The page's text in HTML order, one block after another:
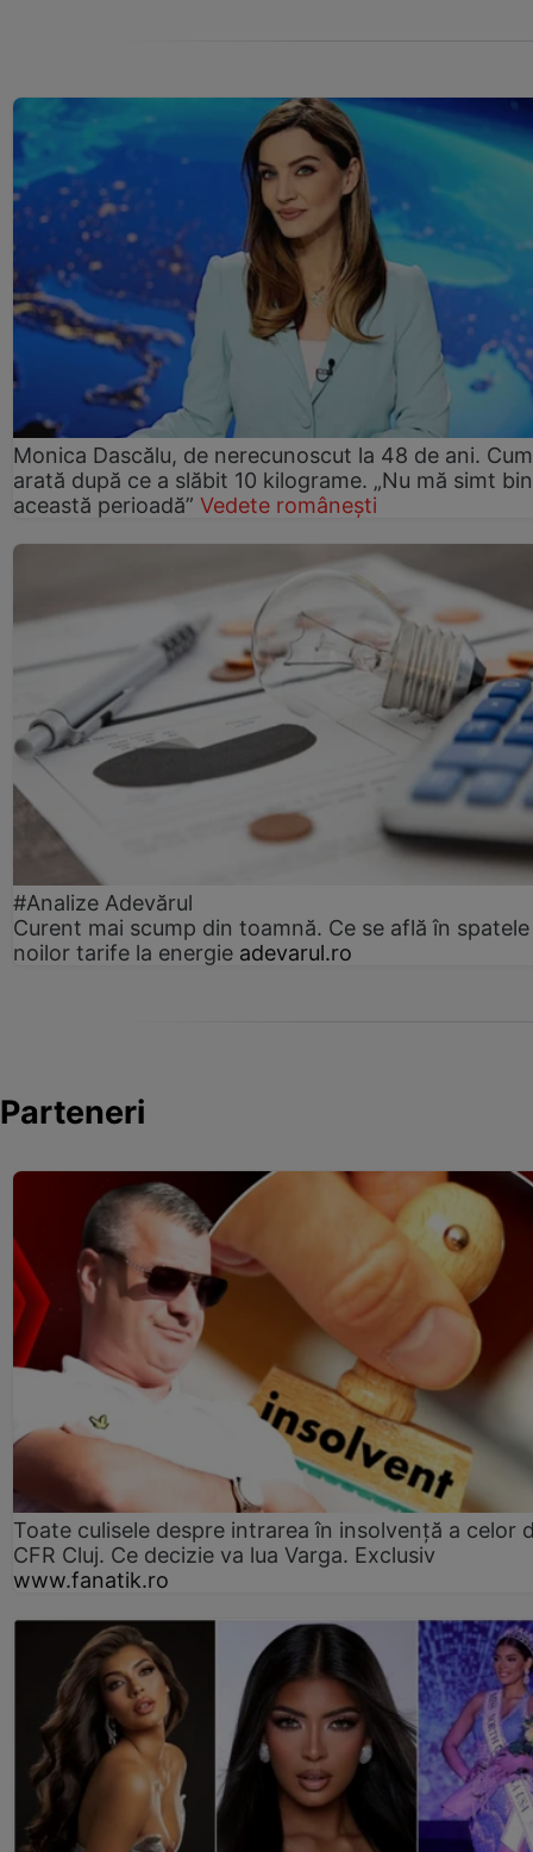
Monica Dascălu, de nerecunoscut la 48 de ani. Cum
arată după ce a slăbit 10 kilograme. „Nu mă simt
această perioadă” Vedete românești
#Analize Adevărul
Curent mai scump din toamnă. Ce se află în spatele
noilor tarife la energie adevarul.ro
Parteneri
Toate culisele despre intrarea în insolvență a celor
CFR Cluj. Ce decizie va lua Varga. Exclusiv
www.fanatik.ro